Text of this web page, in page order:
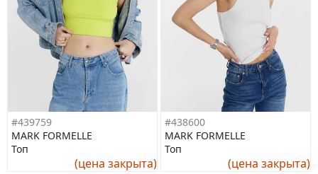
#439759
MARK FORMELLE
Топ
(цена закрыта)
#438600
MARK FORMELLE
Топ
(цена закрыта)